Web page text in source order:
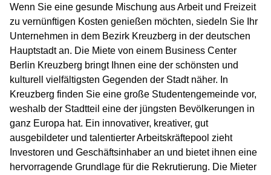
Wenn Sie eine gesunde Mischung aus Arbeit und Freizeit
zu vernünftigen Kosten genießen möchten, siedeln Sie Ihr
Unternehmen in dem Bezirk Kreuzberg in der deutschen
Hauptstadt an. Die Miete von einem Business Center
Berlin Kreuzberg bringt Ihnen eine der schönsten und
kulturell vielfältigsten Gegenden der Stadt näher. In
Kreuzberg finden Sie eine große Studentengemeinde vor,
weshalb der Stadtteil eine der jüngsten Bevölkerungen in
ganz Europa hat. Ein innovativer, kreativer, gut
ausgebildeter und talentierter Arbeitskräftepool zieht
Investoren und Geschäftsinhaber an und bietet ihnen eine
hervorragende Grundlage für die Rekrutierung. Die Mieter